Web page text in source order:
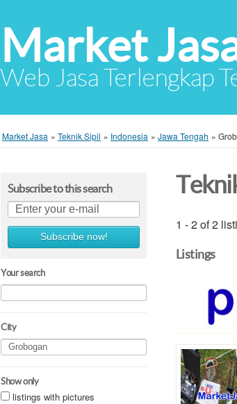
Market
Web Jasa Terlengkap
Market Jasa » Teknik Sipil » Indonesia » Jawa Tengah »
Subscribe to this search
Subscribe now!
Your search
City
Show only
listings with pictures
1 - 2 of 2
Listings